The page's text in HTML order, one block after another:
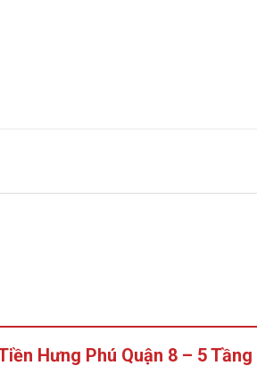
Hưng Phú Quận 8 – 5